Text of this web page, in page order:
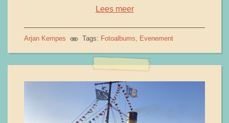
Lees meer
Arjan Kempes Tags: Fotoalbums Evenement